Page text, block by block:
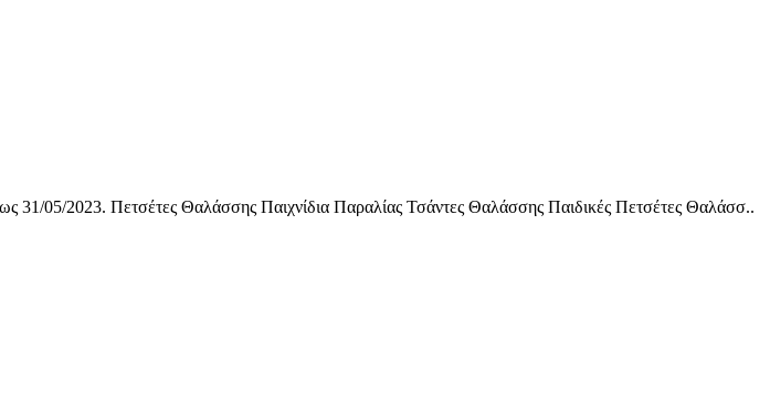
31/05/2023. Πετσέτες Θαλάσσης Παιχνίδια Παραλίας Τσάντες Θαλάσσης Παιδικές Πετσέτες Θαλάσσ..